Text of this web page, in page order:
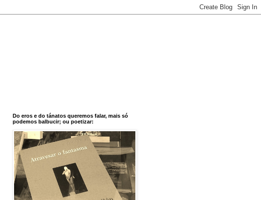
Do eros e do tánatos queremos falar, mais só
podemos balbucir; ou poetizar: